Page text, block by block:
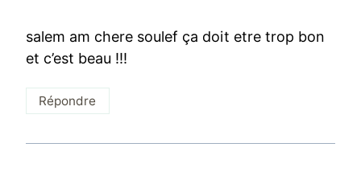
salem am chere soulef ça doit etre trop bon
et c’est beau !!!
Répondre